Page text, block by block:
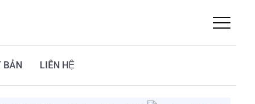
BẢN LIÊN HỆ